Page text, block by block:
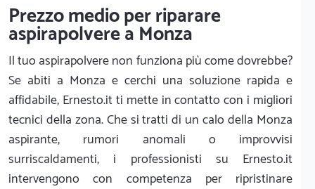
Prezzo medio per riparare
aspirapolvere a Monza
Il tuo aspirapolvere non funziona più come dovrebbe?
Se abiti a Monza e cerchi una soluzione rapida e
affidabile, Ernesto.it ti mette in contatto con i migliori
tecnici della zona. Che si tratti di un calo della Monza
aspirante, rumori anomali o improvvisi
surriscaldamenti, i professionisti su Ernesto.it
intervengono con competenza per ripristinare